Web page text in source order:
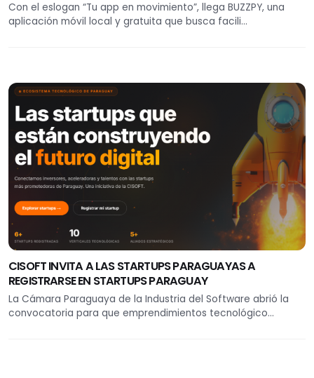
Con el eslogan “Tu app en movimiento”, llega BUZZPY, una
aplicación móvil local y gratuita que busca facili...
CISOFT INVITA A LAS STARTUPS PARAGUAYAS A
REGISTRARSE EN STARTUPS PARAGUAY
La Cámara Paraguaya de la Industria del Software abrió la
convocatoria para que emprendimientos tecnológico...